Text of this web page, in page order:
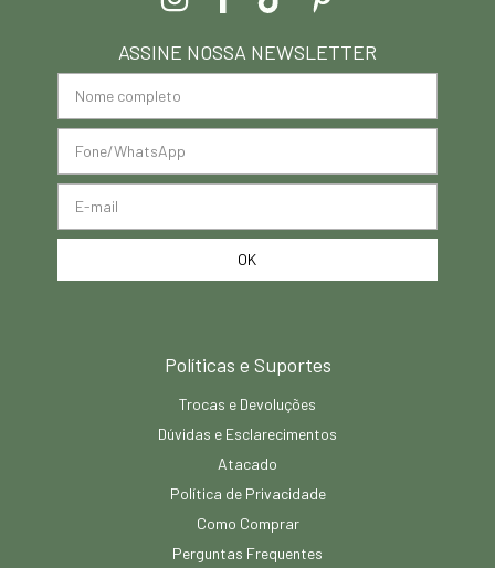
ASSINE NOSSA NEWSLETTER
Políticas e Suportes
Trocas e Devoluções
Dúvidas e Esclarecimentos
Atacado
Política de Privacidade
Como Comprar
Perguntas Frequentes